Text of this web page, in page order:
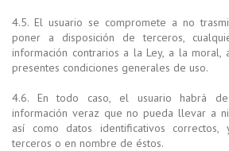
4.5. El usuario se compromete a no
poner a disposición de terceros,
información contrarios a la Ley, a la
presentes condiciones generales de uso.
4.6. En todo caso, el usuario habrá
información veraz que no pueda llevar a
así como datos identificativos correctos,
terceros o en nombre de éstos.